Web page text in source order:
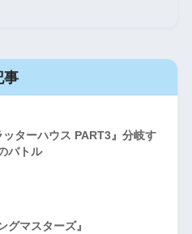
事
ッターハウス PART3』分岐す
バトル
グマスターズ』